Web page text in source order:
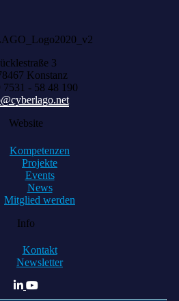
3
Konstanz
7531 - 58 48 190
Website
Kompetenzen
Projekte
Events
News
Mitglied werden
Info
Kontakt
Newsletter